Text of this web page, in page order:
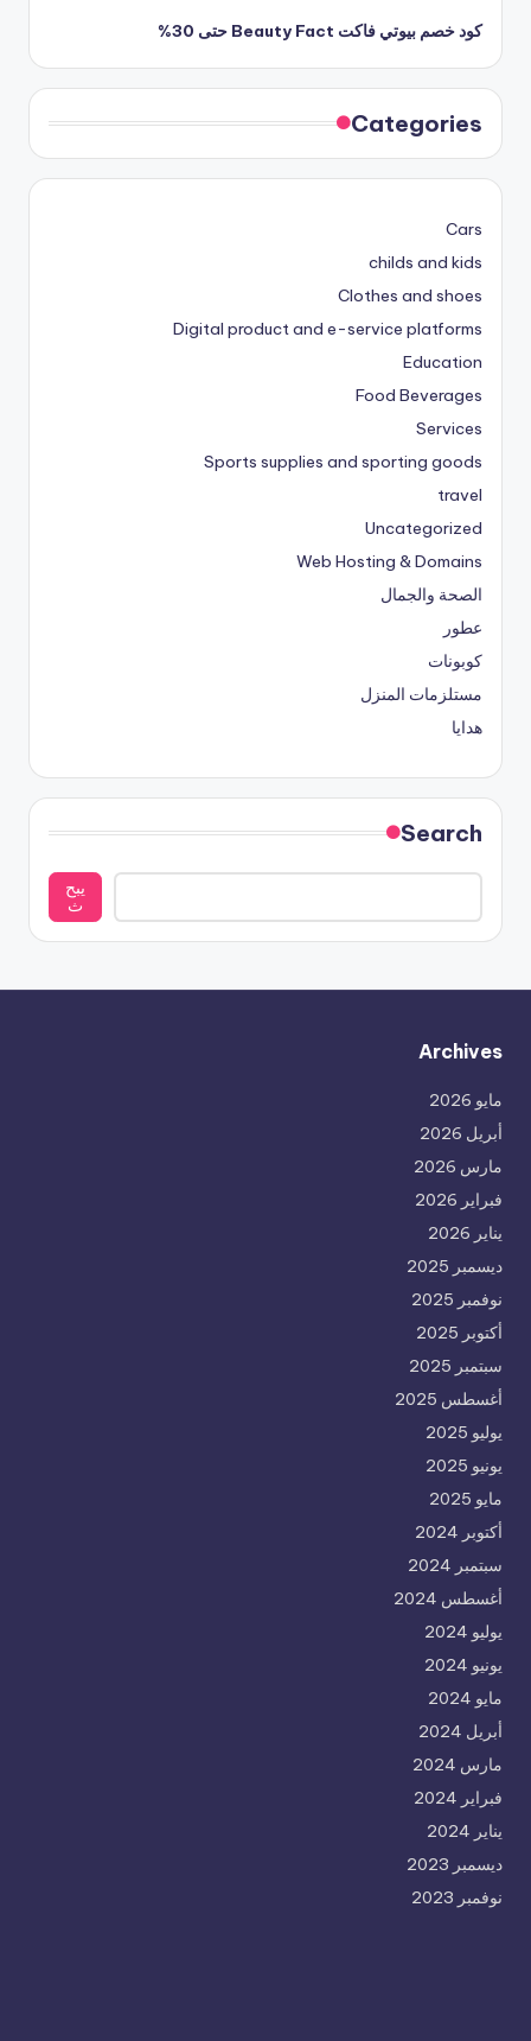
كود خصم بيوتي فاكت Beauty Fact حتى 30%
Categories
Cars
childs and kids
Clothes and shoes
Digital product and e-service platforms
Education
Food Beverages
Services
Sports supplies and sporting goods
travel
Uncategorized
Web Hosting & Domains
الصحة والجمال
عطور
كوبونات
مستلزمات المنزل
هدايا
Search
يبح
ث
Archives
مايو 2026
أبريل 2026
مارس 2026
فبراير 2026
يناير 2026
ديسمبر 2025
نوفمبر 2025
أكتوبر 2025
سبتمبر 2025
أغسطس 2025
يوليو 2025
يونيو 2025
مايو 2025
أكتوبر 2024
سبتمبر 2024
أغسطس 2024
يوليو 2024
يونيو 2024
مايو 2024
أبريل 2024
مارس 2024
فبراير 2024
يناير 2024
ديسمبر 2023
نوفمبر 2023